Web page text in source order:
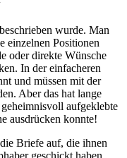
wurde. Man
einzelnen Positionen
oder direkte Wünsche
In der einfacheren
und müssen mit der
Aber das hat lange
aufgeklebte
ausdrücken konnte!
Briefe auf, die ihnen
geschickt haben,